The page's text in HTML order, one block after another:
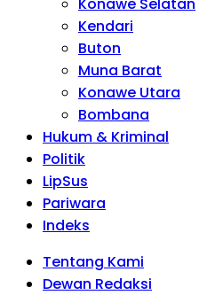
Kendari
Buton
Muna Barat
Konawe Utara
Bombana
Hukum & Kriminal
Politik
LipSus
Pariwara
Indeks
Tentang Kami
Dewan Redaksi